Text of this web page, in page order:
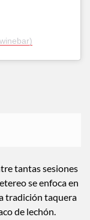
tantas sesiones
se enfoca en
tradición taquera
de lechón.